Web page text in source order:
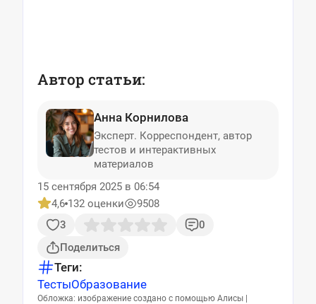
Автор статьи:
Анна Корнилова
Эксперт. Корреспондент, автор
тестов и интерактивных
материалов
15 сентября 2025 в 06:54
4,6 132 оценки
9508
3
0
Поделиться
Теги:
ТестыОбразование
Обложка: изображение создано с помощью Алисы |